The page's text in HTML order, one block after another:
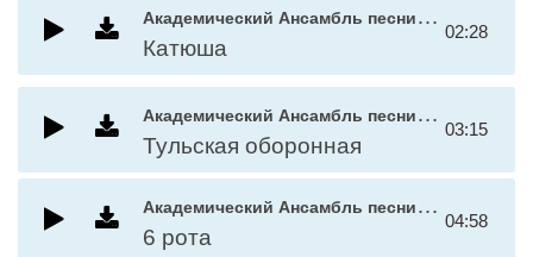
А
кадемический Ансамбль песни и пляски Российской Армии имени А.В. Александрова
Катюша
02:28
А
кадемический Ансамбль песни и пляски Российской Армии имени А.В. Александрова
Тульская оборонная
03:15
А
кадемический Ансамбль песни и пляски Российской Армии имени А.В. Александрова
6 рота
04:58